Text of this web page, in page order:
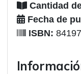
Cantidad
Fecha de
ISBN: